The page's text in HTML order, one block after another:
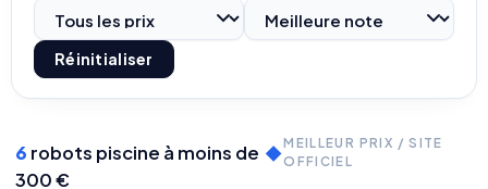
Réinitialiser
6 robots piscine à moins de
300 €
◆MEILLEUR PRIX / SITE
OFFICIEL